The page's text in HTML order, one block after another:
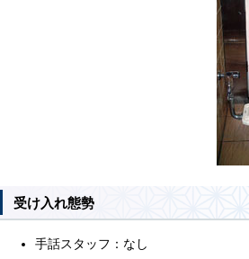
受け入れ態勢
手話スタッフ：なし